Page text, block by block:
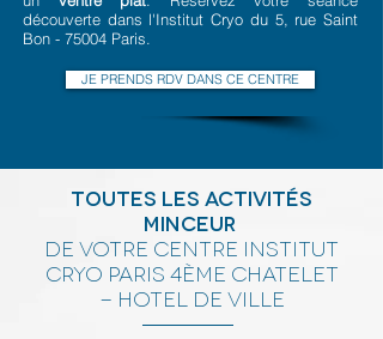
découverte dans l'Institut Cryo du 5, rue Saint
Bon - 75004 Paris.
JE PRENDS RDV DANS CE CENTRE
Toutes les activités
minceur
de votre centre institut
cryo paris 4ème Chatelet
- hotel de ville